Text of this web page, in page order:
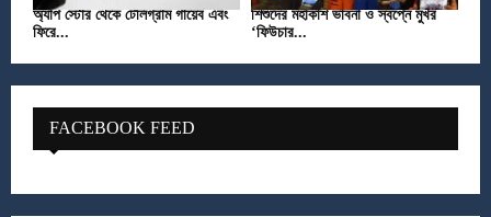
অ্যাপ স্টোর থেকে টেলিগ্রাম গায়েব এবং
ফিরে...
শিশুদের মহাকাশ ভাবনা ও স্বপ্নে মুখর
‘ফিউচার...
FACEBOOK FEED